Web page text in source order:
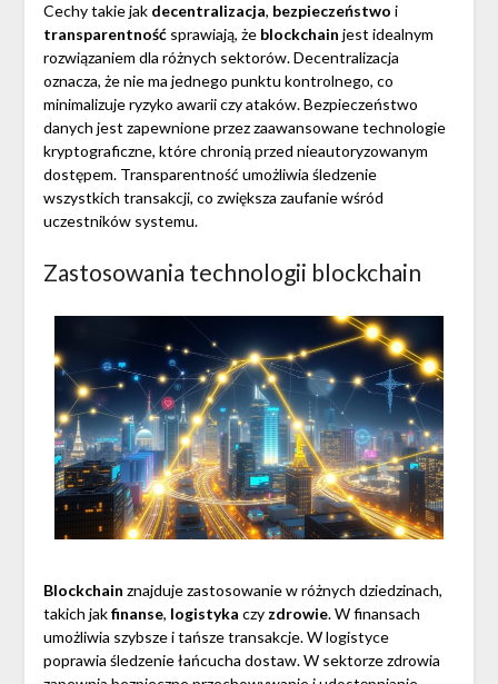
Cechy takie jak decentralizacja, bezpieczeństwo i
transparentnośćsprawiają, że blockchain jest idealnym
rozwiązaniem dla różnych sektorów. Decentralizacja
oznacza, że nie ma jednego punktu kontrolnego, co
minimalizuje ryzyko awarii czy ataków. Bezpieczeństwo
danych jest zapewnione przez zaawansowane technologie
kryptograficzne, które chronią przed nieautoryzowanym
dostępem. Transparentność umożliwia śledzenie
wszystkich transakcji, co zwiększa zaufanie wśród
uczestników systemu.
Zastosowania technologii blockchain
Blockchain znajduje zastosowanie w różnych dziedzinach,
takich jakfinanse, logistyka czy zdrowie. W finansach
umożliwia szybsze i tańsze transakcje. W logistyce
poprawia śledzenie łańcucha dostaw. W sektorze zdrowia